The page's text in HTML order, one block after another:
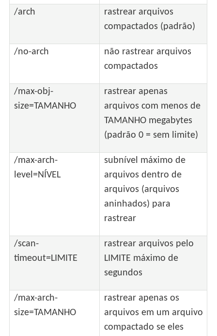
/arch
rastrear arquivos
compactados (padrão)
/no-arch
não rastrear arquivos
compactados
/max-obj-
size=TAMANHO
rastrear apenas
arquivos com menos de
TAMANHO megabytes
(padrão 0 = sem limite)
/max-arch-
level=NÍVEL
subnível máximo de
arquivos dentro de
arquivos (arquivos
aninhados) para
rastrear
/scan-
timeout=LIMITE
rastrear arquivos pelo
LIMITE máximo de
segundos
/max-arch-
size=TAMANHO
rastrear apenas os
arquivos em um arquivo
compactado se eles